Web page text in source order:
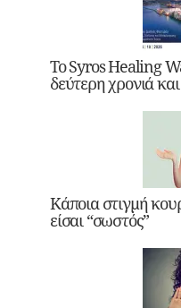
Το Syros Healing
δεύτερη χρονιά
Κάποια στιγμή
είσαι “σωστός”